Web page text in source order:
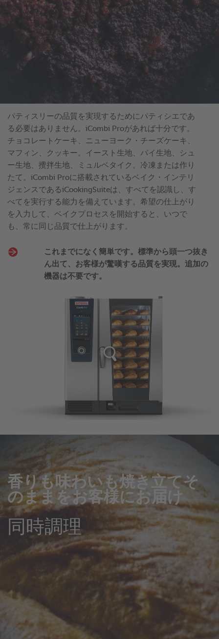
パティスリーの品質を実現するためにパティシエであ
る必要はありません。iCombi Proがあれば十分です。
チョコレートケーキ、ニューヨーク・チーズケーキ、
マフィン、クッキー。イースト生地、パイ生地、シュ
ー生地、攪拌生地、ミュルベタイク。冷凍または作り
たて。iCombi Proに搭載されているベイク・インテリ
ジェンスであるiCookingSuiteは、すべてを認識し、す
べてを実行する能力を備えています。希望の仕上がり
を入力して、ベイクプロセスを開始すると、いつで
も、常に同じ品質で仕上がります。
これまでになく簡単です。標準から頭一つ抜き
ん出て、お客様が驚嘆する品質を実現。追加の
機器は不要です。